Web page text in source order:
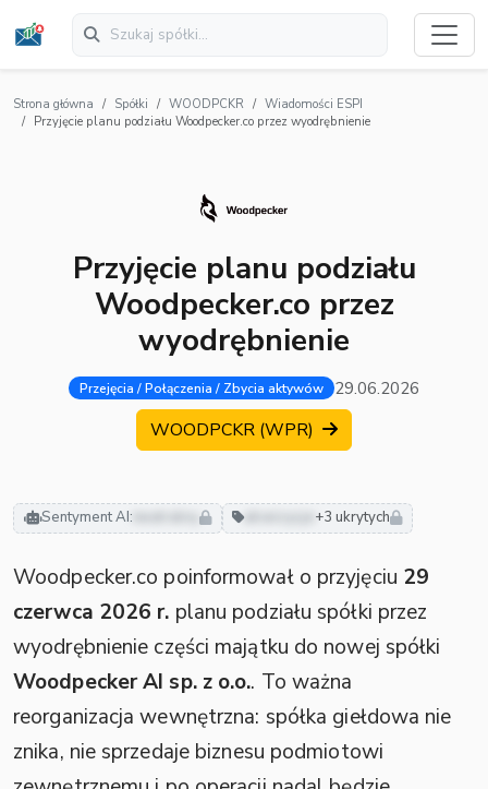
Strona główna Spółki WOODPCKR
Wiadomości ESPI
Przyjęcie planu podziału Woodpecker.co przez wyodrębnienie
Przyjęcie planu podziału
Woodpecker.co przez
wyodrębnienie
Przejęcia / Połączenia / Zbycia aktywów 29.06.2026
WOODPCKR (WPR)
Sentyment AI: neutralny +3 ukrytych
Woodpecker.co poinformował o przyjęciu 29
czerwca 2026 r. planu podziału spółki przez
wyodrębnienie części majątku do nowej spółki
Woodpecker AI sp. z o.o.. To ważna
reorganizacja wewnętrzna: spółka giełdowa nie
znika, nie sprzedaje biznesu podmiotowi